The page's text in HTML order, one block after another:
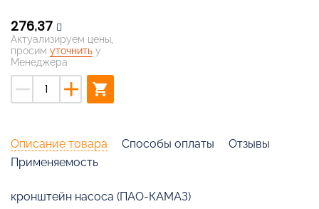
276,37
Актуализируем цены,
просим уточнить у
Менеджера
remove add shopping_cart
Описание товара Способы оплаты
Отзывы
Применяемость
кронштейн насоса (ПАО-КАМАЗ)